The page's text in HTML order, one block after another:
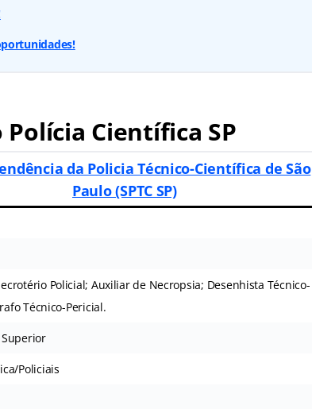
Científica SP
da Policia Técnico-Científica de São
Paulo (SPTC SP)
Policial; Auxiliar de Necropsia; Desenhista Técnico-
Técnico-Pericial.
Policiais